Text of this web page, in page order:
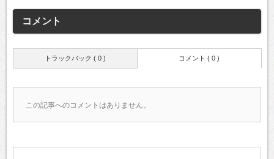
コメント
トラックバック ( 0 ) コメント ( 0 )
この記事へのコメントはありません。